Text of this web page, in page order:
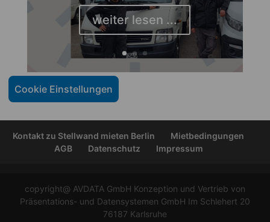
Cookie Einstellungen
weiter lesen ...
Kontakt zu Stellwand mieten Berlin
Mietbedingungen
AGB
Datenschutz Impressum
copyright@ AVDATA GmbH Konzeption und Vertrieb von
Präsentations- und Datensystemen GmbH Im Schlehert 20
76187 Karlsruhe